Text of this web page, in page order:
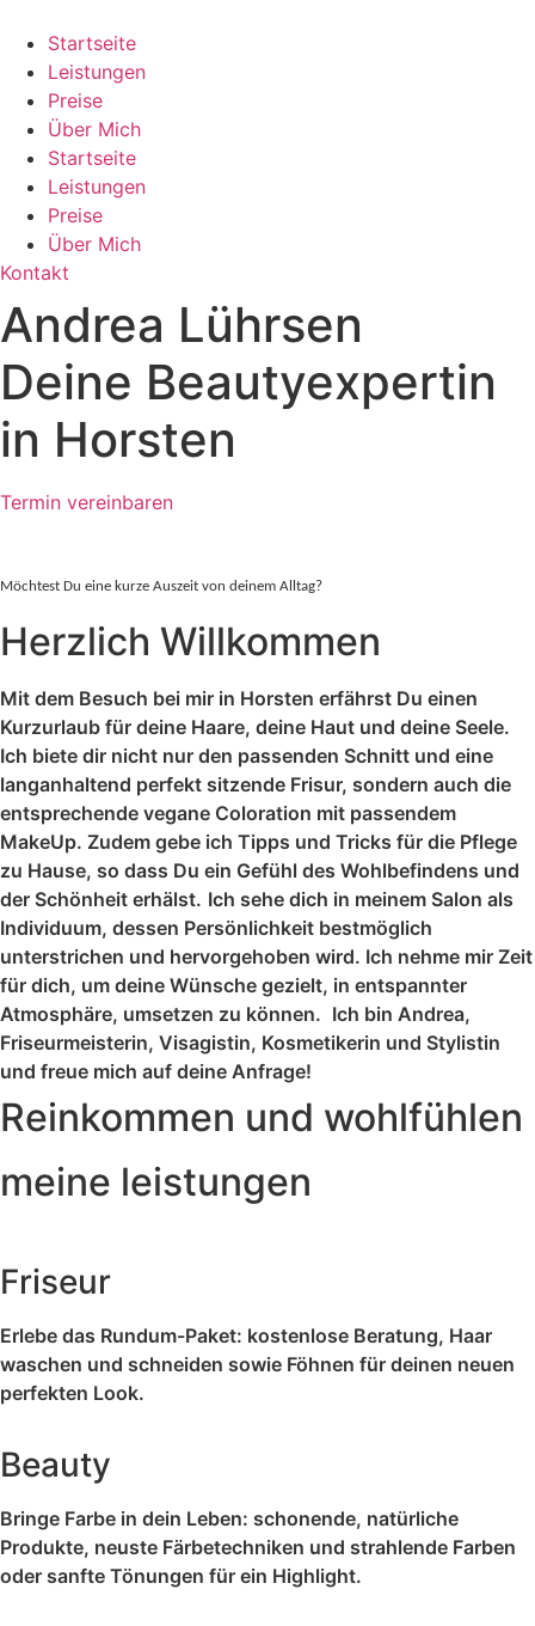
Inhalt
springen
Startseite
Leistungen
Preise
Über Mich
Startseite
Leistungen
Preise
Über Mich
Kontakt
Andrea Lührsen
Deine Beautyexpertin
in Horsten
Termin vereinbaren
Möchtest Du eine kurze Auszeit von deinem Alltag?
Herzlich Willkommen
Mit dem Besuch bei mir in Horsten erfährst Du einen
Kurzurlaub für deine Haare, deine Haut und deine Seele.
Ich biete dir nicht nur den passenden Schnitt und eine
langanhaltend perfekt sitzende Frisur, sondern auch die
entsprechende vegane Coloration mit passendem
MakeUp. Zudem gebe ich Tipps und Tricks für die Pflege
zu Hause, so dass Du ein Gefühl des Wohlbefindens und
der Schönheit erhälst. Ich sehe dich in meinem Salon als
Individuum, dessen Persönlichkeit bestmöglich
unterstrichen und hervorgehoben wird. Ich nehme mir Zeit
für dich, um deine Wünsche gezielt, in entspannter
Atmosphäre, umsetzen zu können. Ich bin Andrea,
Friseurmeisterin, Visagistin, Kosmetikerin und Stylistin
und freue mich auf deine Anfrage!
Reinkommen und wohlfühlen
meine leistungen
Friseur
Erlebe das Rundum-Paket: kostenlose Beratung, Haar
waschen und schneiden sowie Föhnen für deinen neuen
perfekten Look.
Beauty
Bringe Farbe in dein Leben: schonende, natürliche
Produkte, neuste Färbetechniken und strahlende Farben
oder sanfte Tönungen für ein Highlight.